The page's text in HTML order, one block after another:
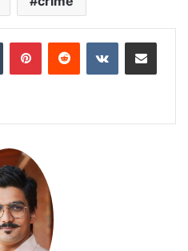
Tumblr PinterestReddit VKontakteShare via Email